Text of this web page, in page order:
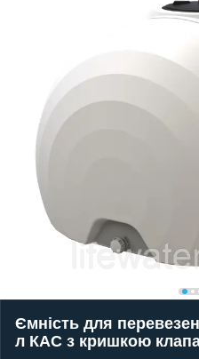
Ємність для
л КАС з кришкою